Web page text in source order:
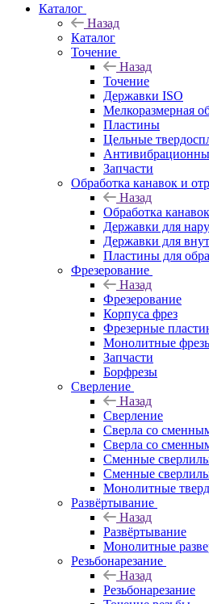
Каталог
Назад
Каталог
Точение
Назад
Точение
Державки ISO
Мелкоразмерная
Пластины
Цельные
Запчасти
Обработка канавок и
Назад
Обработка
Державки для
Державки для
Пластины для
Фрезерование
Назад
Фрезерование
Корпуса фрез
Фрезерные
Монолитные
Запчасти
Борфрезы
Сверление
Назад
Сверление
Сверла со
Сверла со
Сменные
Сменные
Монолитные
Развёртывание
Назад
Развёртывание
Монолитные
Резьбонарезание
Назад
Резьбонарезание